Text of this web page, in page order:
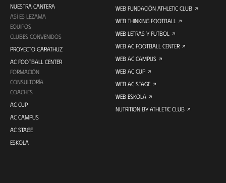
NUESTRA CANTERA
ASÍ ES LEZAMA
EQUIPOS
CLUBES CONVENIDOS
PROYECTO GARATHUZ
AC FOOTBALL CENTER
FORMACIÓN
CONSULTORÍA
COACHES
AC CUP
AC CAMPUS
AC STAGE
ESKOLA
WEB FUNDACIÓN ATHLETIC CLUB
WEB THINKING FOOTBALL
WEB LETRAS Y FÚTBOL
WEB AC FOOTBALL CENTER
WEB AC CAMPUS
WEB AC CUP
WEB AC STAGE
WEB ESKOLA
NUTRITION BY ATHLETIC CLUB